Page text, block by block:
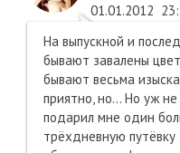
01.01.2012
На выпускной и
бывают завалены
бывают весьма
приятно, но... Но уж
подарил мне один
трёхдневную